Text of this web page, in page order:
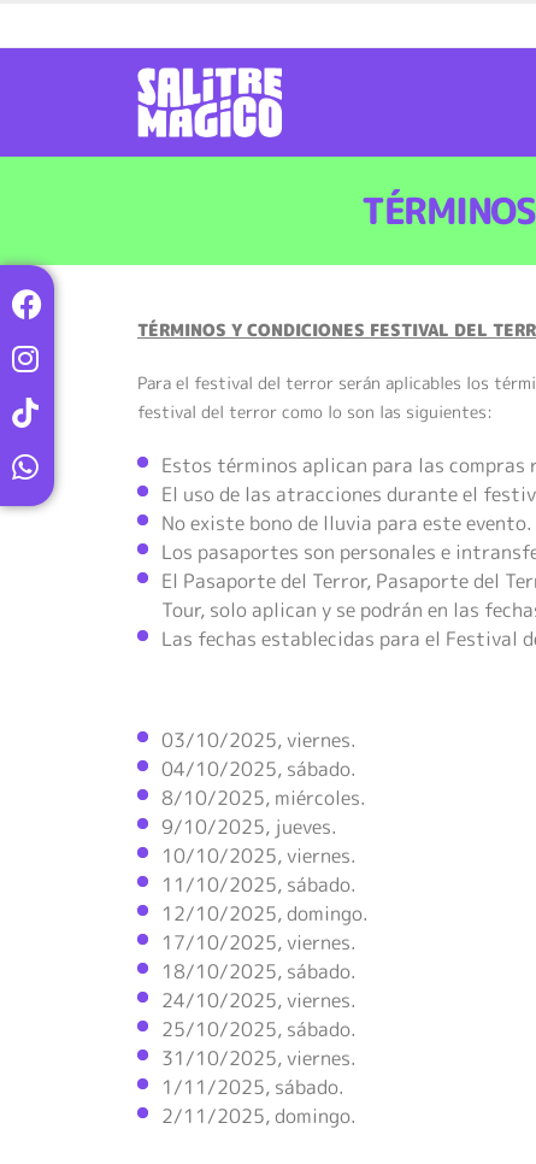
TÉRMINOS Y CONDICIONES FESTIVAL DEL
Para el festival del terror serán aplicables los
festival del terror como lo son las siguientes:
Estos términos aplican para las compras
El uso de las atracciones durante el
No existe bono de lluvia para este evento.
Los pasaportes son personales e
El Pasaporte del Terror, Pasaporte del
Tour, solo aplican y se podrán en las
Las fechas establecidas para el Festival
03/10/2025, viernes.
04/10/2025, sábado.
8/10/2025, miércoles.
9/10/2025, jueves.
10/10/2025, viernes.
11/10/2025, sábado.
12/10/2025, domingo.
17/10/2025, viernes.
18/10/2025, sábado.
24/10/2025, viernes.
25/10/2025, sábado.
31/10/2025, viernes.
1/11/2025, sábado.
2/11/2025, domingo.